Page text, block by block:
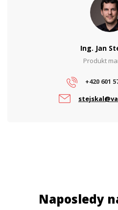
Ing. Jan
Produkt
+420 601
Naposledy